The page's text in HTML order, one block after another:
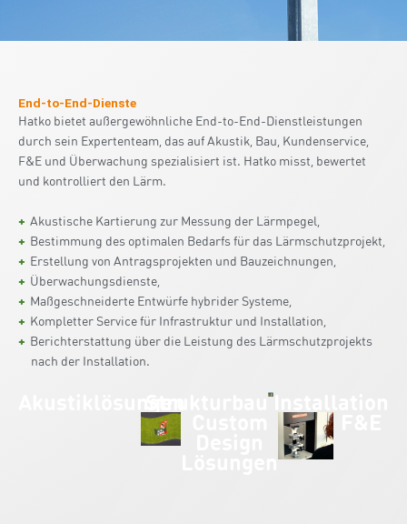
End-to-End-Dienste
Hatko bietet außergewöhnliche End-to-End-Dienstleistungen
durch sein Expertenteam, das auf Akustik, Bau, Kundenservice,
F&E und Überwachung spezialisiert ist. Hatko misst, bewertet
und kontrolliert den Lärm.
Akustische Kartierung zur Messung der Lärmpegel,
Bestimmung des optimalen Bedarfs für das Lärmschutzprojekt,
Erstellung von Antragsprojekten und Bauzeichnungen,
Überwachungsdienste,
Maßgeschneiderte Entwürfe hybrider Systeme,
Kompletter Service für Infrastruktur und Installation,
Berichterstattung über die Leistung des Lärmschutzprojekts
nach der Installation.
Strukturbau
Lösungen